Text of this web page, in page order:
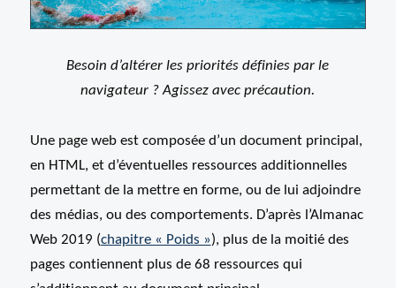
Besoin d’altérer les priorités définies par le
navigateur ? Agissez avec précaution.
Une page web est composée d’un document principal,
en HTML, et d’éventuelles ressources additionnelles
permettant de la mettre en forme, ou de lui adjoindre
des médias, ou des comportements. D’après l’Almanac
Web 2019 (chapitre « Poids »), plus de la moitié des
pages contiennent plus de 68 ressources qui